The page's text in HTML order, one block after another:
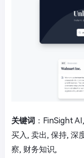
关键词 ：FinSight
买入, 卖出, 保持, 深
察, 财务知识,